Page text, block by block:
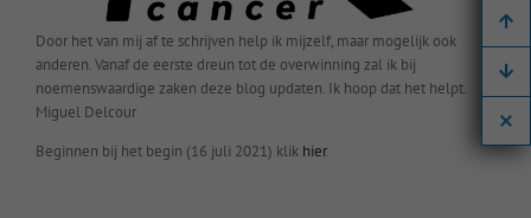
Door het van mij af te schrijven help ik mijzelf, maar mogelijk ook
anderen. Vanaf de eerste dreun tot de overwinning zal ik bij
noemenswaardige zaken deze blog updaten. Ik hoop dat het helpt.
Miguel Delcour
Beginnen bij het begin (16 juli 2021) klik hier.